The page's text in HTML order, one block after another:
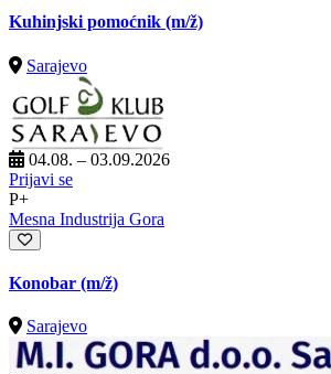
Kuhinjski pomoćnik (m/ž)
Sarajevo
04.08. – 03.09.2026
Prijavi se
P+
Mesna Industrija Gora
Konobar (m/ž)
Sarajevo